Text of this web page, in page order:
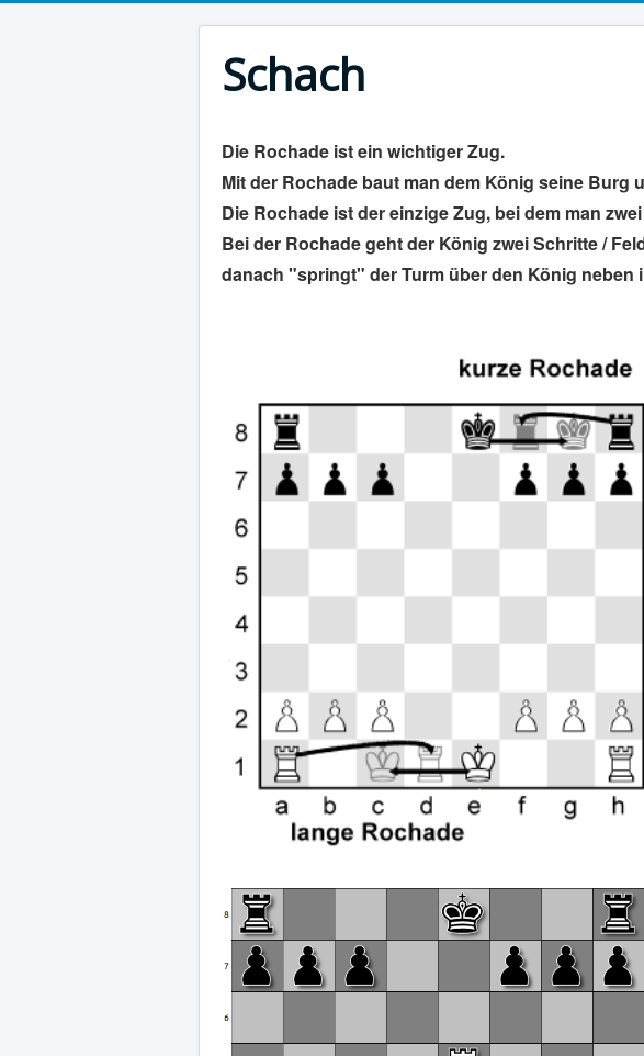
Schach
Die Rochade ist ein wichtiger Zug.
Mit der Rochade baut man dem König seine Burg
Die Rochade ist der einzige Zug, bei dem man
Bei der Rochade geht der König zwei Schritte /
danach "springt" der Turm über den König neben